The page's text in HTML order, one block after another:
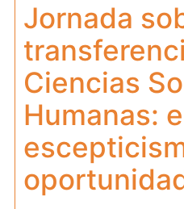
Jornada
Ciencias
Humanas: